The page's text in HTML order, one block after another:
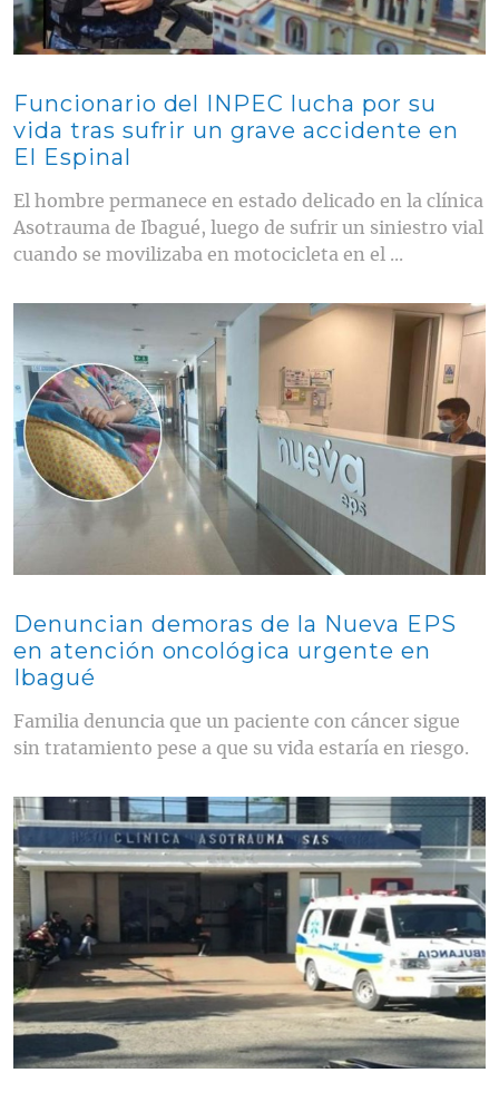
Funcionario del INPEC lucha por su
vida tras sufrir un grave accidente en
El Espinal
El hombre permanece en estado delicado en la clínica
Asotrauma de Ibagué, luego de sufrir un siniestro vial
cuando se movilizaba en motocicleta en el ...
Contenido multimedia principal
Denuncian demoras de la Nueva EPS
en atención oncológica urgente en
Ibagué
Familia denuncia que un paciente con cáncer sigue
sin tratamiento pese a que su vida estaría en riesgo.
Contenido multimedia principal